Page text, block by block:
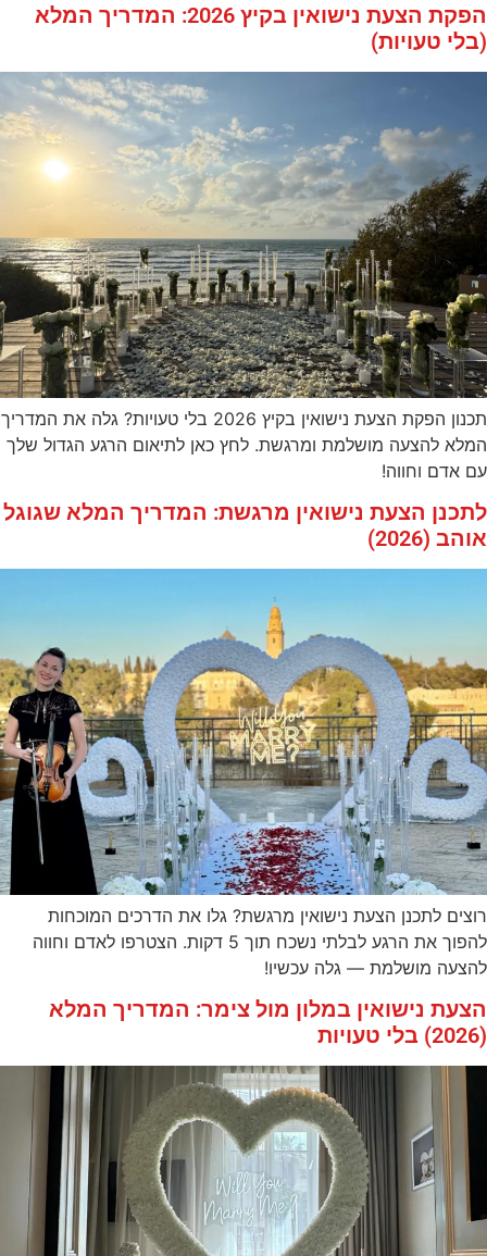
הפקת הצעת נישואין בקיץ 2026: המדריך המלא
(בלי טעויות)
תכנון הפקת הצעת נישואין בקיץ 2026 בלי טעויות? גלה את המדריך
המלא להצעה מושלמת ומרגשת. לחץ כאן לתיאום הרגע הגדול שלך
עם אדם וחווה!
לתכנן הצעת נישואין מרגשת: המדריך המלא שגוגל
אוהב (2026)
רוצים לתכנן הצעת נישואין מרגשת? גלו את הדרכים המוכחות
להפוך את הרגע לבלתי נשכח תוך 5 דקות. הצטרפו לאדם וחווה
להצעה מושלמת — גלה עכשיו!
הצעת נישואין במלון מול צימר: המדריך המלא
(2026) בלי טעויות